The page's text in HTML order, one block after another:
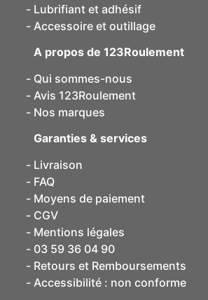
Lubrifiant et adhésif
Accessoire et outillage
A propos de 123Roulement
Qui sommes-nous
Avis 123Roulement
Nos marques
Garanties & services
Livraison
FAQ
Moyens de paiement
CGV
Mentions légales
03 59 36 04 90
Retours et Remboursements
Accessibilité : non conforme